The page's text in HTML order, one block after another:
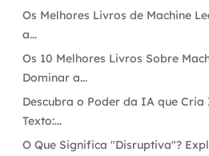
Os Melhores Livros de Machine
a...
Os 10 Melhores Livros Sobre
Dominar a...
Descubra o Poder da IA que
Texto:...
O Que Significa "Disruptiva"?